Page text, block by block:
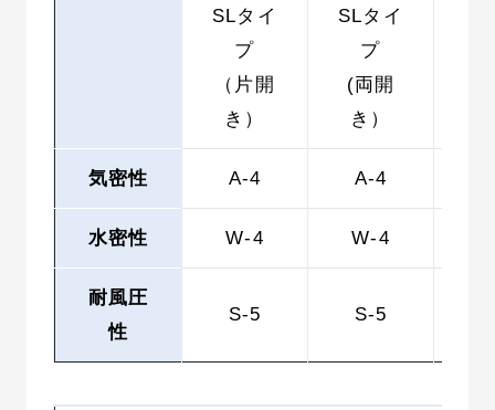
SLタイ
プ
（片開
き）
SLタイ
プ
(両開
き）
気密性 A-4 A-4
水密性 W-4 W-4
耐風圧
性
S-5 S-5